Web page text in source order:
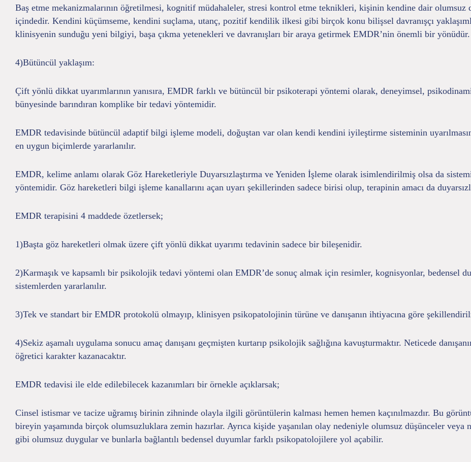
Baş etme mekanizmalarının öğretilmesi, kognitif müdahaleler, stresi kontrol etme teknikleri, kişinin kendine dair olumsuz
içindedir. Kendini küçümseme, kendini suçlama, utanç, pozitif kendilik ilkesi gibi birçok konu bilişsel davranışçı
klinisyenin sunduğu yeni bilgiyi, başa çıkma yetenekleri ve davranışları bir araya getirmek EMDR’nin önemli bir yönüdür.
4)Bütüncül yaklaşım:
Çift yönlü dikkat uyarımlarının yanısıra, EMDR farklı ve bütüncül bir psikoterapi yöntemi olarak, deneyimsel,
bünyesinde barındıran komplike bir tedavi yöntemidir.
EMDR tedavisinde bütüncül adaptif bilgi işleme modeli, doğuştan var olan kendi kendini iyileştirme sisteminin
en uygun biçimlerde yararlanılır.
EMDR, kelime anlamı olarak Göz Hareketleriyle Duyarsızlaştırma ve Yeniden İşleme olarak isimlendirilmiş olsa da
yöntemidir. Göz hareketleri bilgi işleme kanallarını açan uyarı şekillerinden sadece birisi olup, terapinin amacı da
EMDR terapisini 4 maddede özetlersek;
1)Başta göz hareketleri olmak üzere çift yönlü dikkat uyarımı tedavinin sadece bir bileşenidir.
2)Karmaşık ve kapsamlı bir psikolojik tedavi yöntemi olan EMDR’de sonuç almak için resimler, kognisyonlar, bedensel
sistemlerden yararlanılır.
3)Tek ve standart bir EMDR protokolü olmayıp, klinisyen psikopatolojinin türüne ve danışanın ihtiyacına göre
4)Sekiz aşamalı uygulama sonucu amaç danışanı geçmişten kurtarıp psikolojik sağlığına kavuşturmaktır. Neticede
öğretici karakter kazanacaktır.
EMDR tedavisi ile elde edilebilecek kazanımları bir örnekle açıklarsak;
Cinsel istismar ve tacize uğramış birinin zihninde olayla ilgili görüntülerin kalması hemen hemen kaçınılmazdır. Bu
bireyin yaşamında birçok olumsuzluklara zemin hazırlar. Ayrıca kişide yaşanılan olay nedeniyle olumsuz düşünceler
gibi olumsuz duygular ve bunlarla bağlantılı bedensel duyumlar farklı psikopatolojilere yol açabilir.